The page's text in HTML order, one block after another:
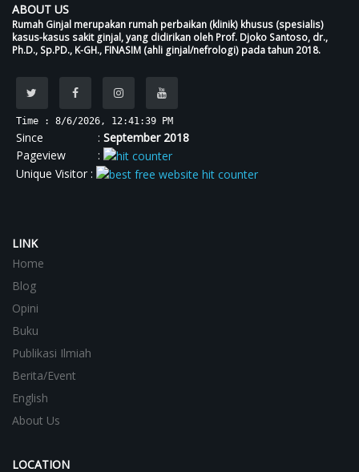
ABOUT US
Rumah Ginjal merupakan rumah perbaikan (klinik) khusus (spesialis)
kasus-kasus sakit ginjal, yang didirikan oleh Prof. Djoko Santoso, dr.,
Ph.D., Sp.PD., K-GH., FINASIM (ahli ginjal/nefrologi) pada tahun 2018.
Time : 8/6/2026, 12:41:40 PM
Since : September 2018
Pageview :
Unique Visitor :
LINK
Home
Blog
Opini
Buku
Publikasi Ilmiah
Berita/Event
English
About Us
LOCATION